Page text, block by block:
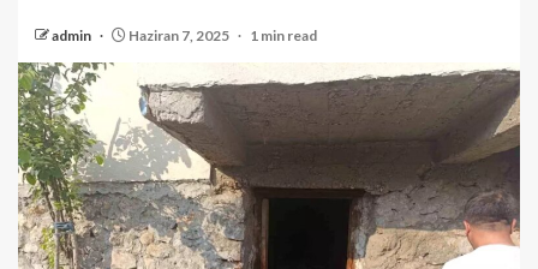
admin Haziran 7, 2025 1 min read